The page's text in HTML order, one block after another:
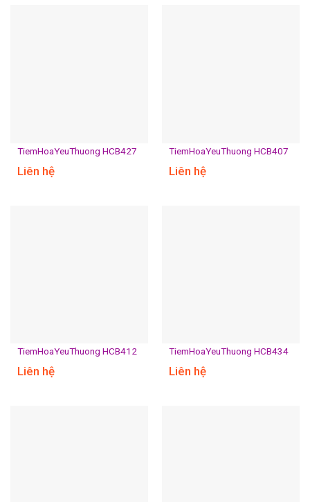
TiemHoaYeuThuong HCB427
Liên hệ
TiemHoaYeuThuong HCB407
Liên hệ
TiemHoaYeuThuong HCB412
Liên hệ
TiemHoaYeuThuong HCB434
Liên hệ